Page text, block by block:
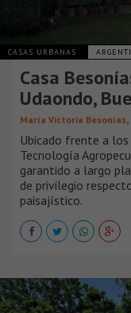
CASAS URBANAS
Casa
Udaondo,
María Victoria Besonías,
Ubicado frente a
Tecnología
garantido a largo
de privilegio
paisajístico.